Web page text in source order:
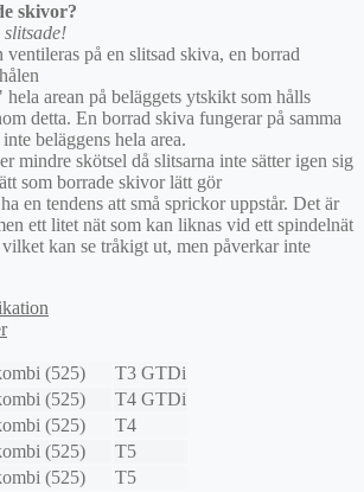
skivor?
slitsade!
på en slitsad skiva, en borrad
hela arean på beläggets ytskikt som hålls
detta. En borrad skiva fungerar på samma
beläggens hela area.
mindre skötsel då slitsarna inte sätter igen sig
som borrade skivor lätt gör
en tendens att små sprickor uppstår. Det är
ett litet nät som kan liknas vid ett spindelnät
kan se tråkigt ut, men påverkar inte
(525)
T3 GTDi
(525)
T4 GTDi
(525)
T4
(525)
T5
(525)
T5